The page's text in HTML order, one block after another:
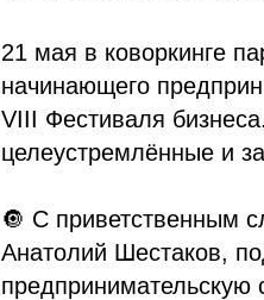
21 мая в коворкинге
начинающего
VIII Фестиваля
целеустремлённые и
🔘 С приветственным
Анатолий Шестаков,
предпринимательскую